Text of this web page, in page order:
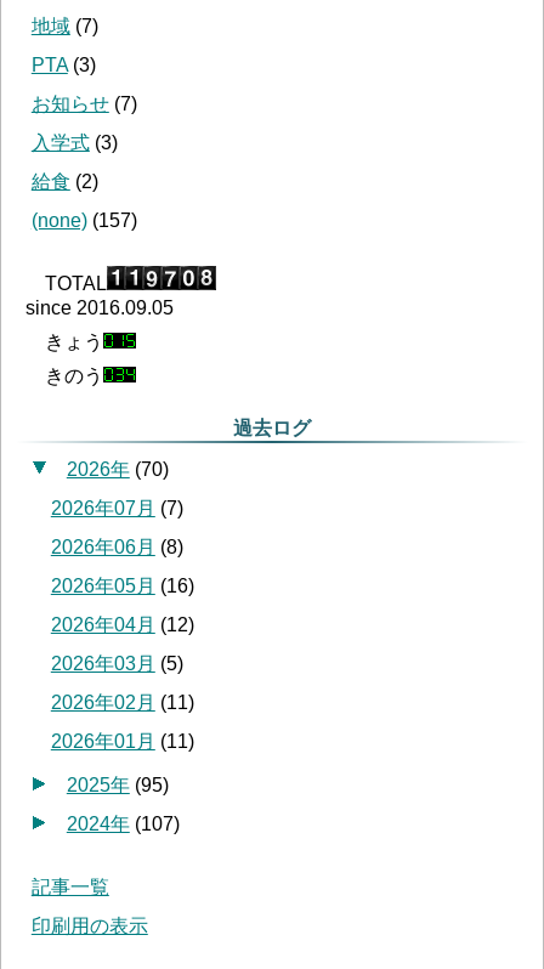
地域 (7)
PTA (3)
お知らせ (7)
入学式 (3)
給食 (2)
(none) (157)
TOTAL
since 2016.09.05
きょう
きのう
過去ログ
2026年 (70)
2026年07月 (7)
2026年06月 (8)
2026年05月 (16)
2026年04月 (12)
2026年03月 (5)
2026年02月 (11)
2026年01月 (11)
2025年 (95)
2024年 (107)
記事一覧
印刷用の表示